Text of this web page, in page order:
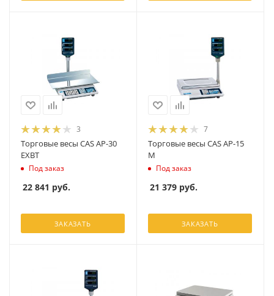
3
Торговые весы CAS AP-30
EXBT
Под заказ
22 841 руб.
ЗАКАЗАТЬ
7
Торговые весы CAS AP-15
M
Под заказ
21 379 руб.
ЗАКАЗАТЬ